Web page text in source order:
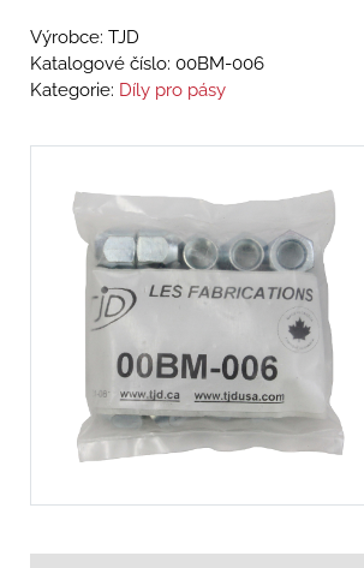
Výrobce: TJD
Katalogové číslo: 00BM-006
Kategorie: Díly pro pásy